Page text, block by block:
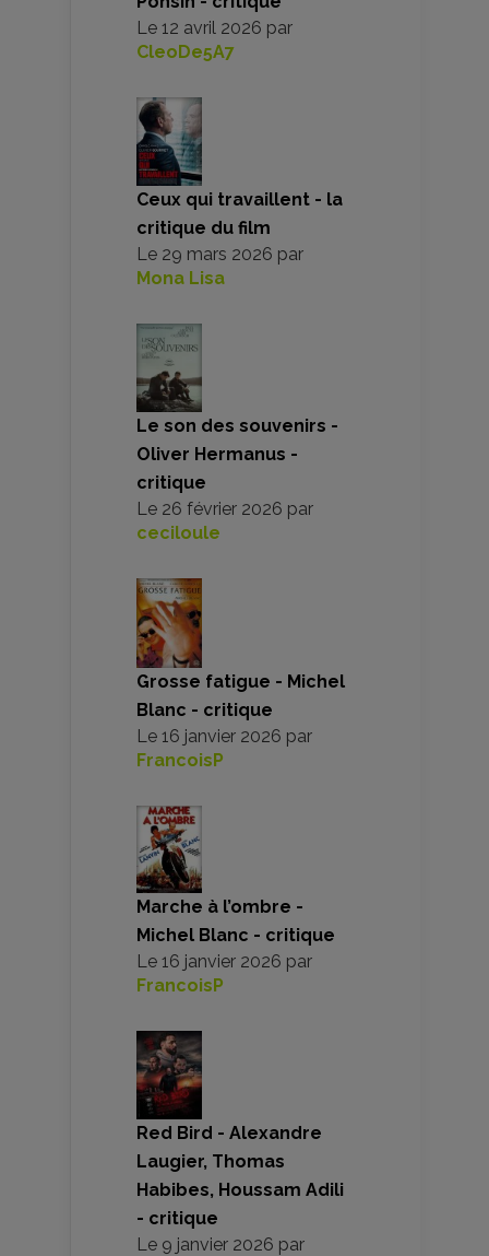
Le 12 avril 2026 par
CleoDe5A7
Ceux qui travaillent - la
critique du film
Le 29 mars 2026 par
Mona Lisa
Le son des souvenirs -
Oliver Hermanus -
critique
Le 26 février 2026 par
ceciloule
Grosse fatigue - Michel
Blanc - critique
Le 16 janvier 2026 par
FrancoisP
Marche à l’ombre -
Michel Blanc - critique
Le 16 janvier 2026 par
FrancoisP
Red Bird - Alexandre
Laugier, Thomas
Habibes, Houssam Adili
- critique
Le 9 janvier 2026 par